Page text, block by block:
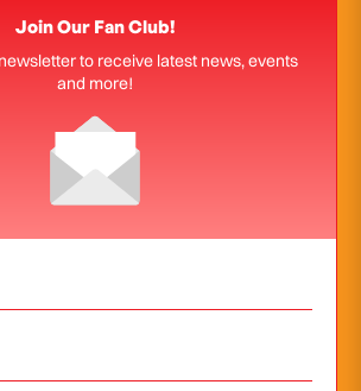
Join Our Fan Club!
to receive latest news, events
and more!